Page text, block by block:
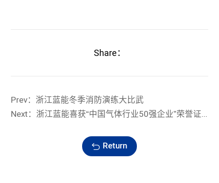
Share：
Prev：浙江蓝能冬季消防演练大比武
Next：浙江蓝能喜获“中国气体行业50强企业”荣誉证书
Return